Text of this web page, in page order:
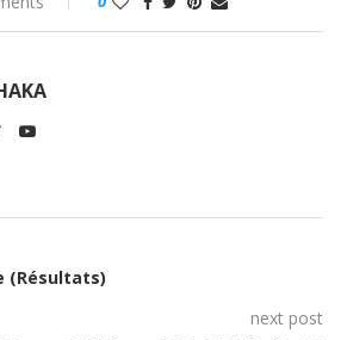
(Résultats)
next post